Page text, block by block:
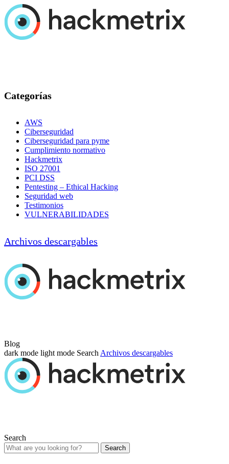
Categorías
AWS
Ciberseguridad
Ciberseguridad para pyme
Cumplimiento normativo
Hackmetrix
ISO 27001
PCI DSS
Pentesting – Ethical Hacking
Seguridad web
Testimonios
VULNERABILIDADES
Archivos descargables
Blog
dark mode light mode Search Archivos descargables
Search
Search